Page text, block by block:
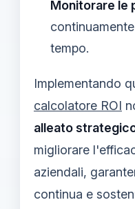
Monitorare le
tempo.
Implementando
calcolatore ROI
alleato
migliorare
aziendali,
continua e